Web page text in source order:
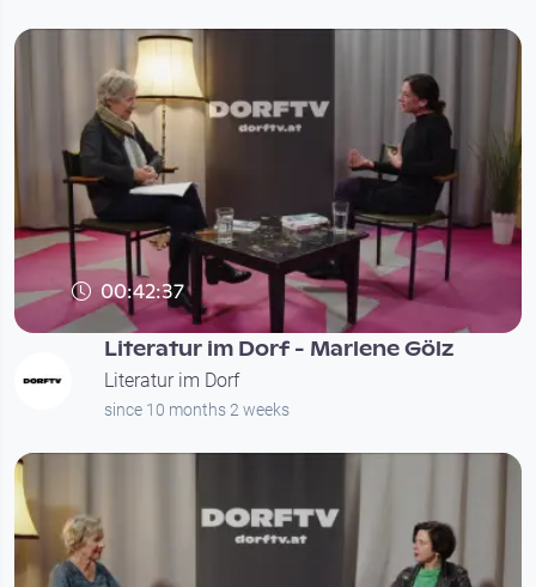
00:42:37
Literatur im Dorf - Marlene Gölz
Literatur im Dorf
since 10 months 2 weeks